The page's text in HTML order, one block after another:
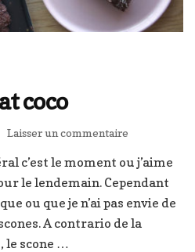
coco
Laisser un commentaire
chocolat
coco
c’est le moment ou j’aime
le lendemain. Cependant
ou que je n’ai pas envie de
A contrario de la
le scone …